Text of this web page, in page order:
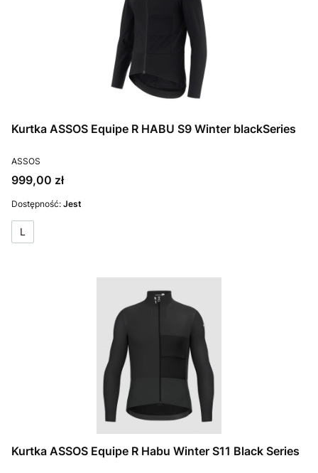
Kurtka ASSOS Equipe R HABU S9 Winter blackSeries
PRODUCENT
ASSOS
Cena
999,00 zł
Dostępność: Jest
L
Kurtka ASSOS Equipe R Habu Winter S11 Black Series